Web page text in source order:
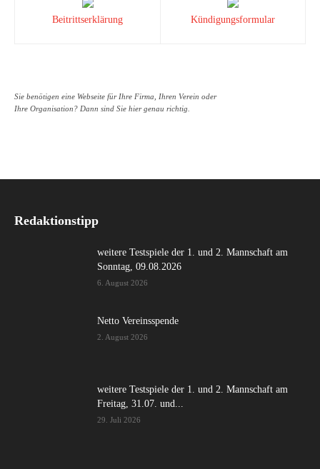
Beitrittserklärung Kündigungsformular
Sie benötigen eine Webseite für Ihre Firma, Ihren Verein oder
Ihre Organisation? Dann sind Sie hier genau richtig.
Redaktionstipp
weitere Testspiele der 1. und 2. Mannschaft am
Sonntag, 09.08.2026
6. August 2026
Netto Vereinsspende
2. August 2026
weitere Testspiele der 1. und 2. Mannschaft am
Freitag, 31.07. und...
29. Juli 2026